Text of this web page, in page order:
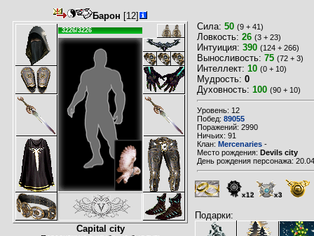
Барон [12]
3226/3226
Capital city
Сила: 50 (9 + 41)
Ловкость: 26 (3 + 23)
Интуиция: 390 (124 + 266)
Выносливость: 75 (72 + 3)
Интеллект: 10 (0 + 10)
Мудрость: 0
Духовность: 100 (90 + 10)
Уровень: 12
Побед: 89055
Поражений: 2990
Ничьих: 91
Клан: Mercenaries -
Место рождения: Devils city
День рождения персонажа:
x12 x3
Подарки: